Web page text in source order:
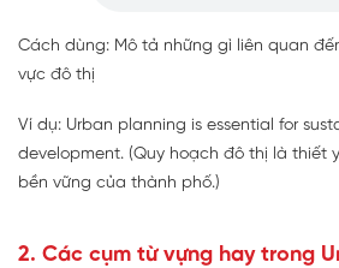
Cách dùng: Mô tả những gì liên quan
vực đô thị
Ví dụ: Urban planning is essential for
development. (Quy hoạch đô thị là thiết
bền vững của thành phố.)
2. Các cụm từ vựng hay trong